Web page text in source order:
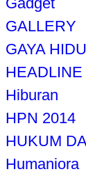
GALLERY
GAYA
HEADLINE
Hiburan
HPN 2014
HUKUM
Humaniora